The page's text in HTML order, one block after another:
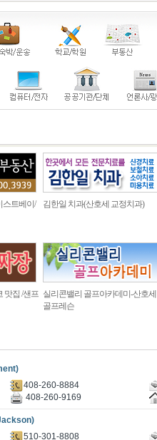
스트베이/
김한일 치과(산호세 교정치과)
맛집 /샌프 실리콘밸리 골프아카데미-산호세
골프레슨
408-260-8884
408-260-9169
510-301-8808